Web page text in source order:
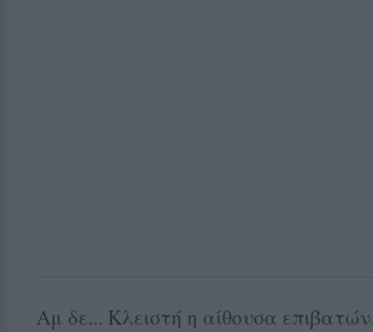
Αμ δε... Κλειστή η αίθουσα